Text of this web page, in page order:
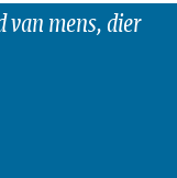
van mens, dier